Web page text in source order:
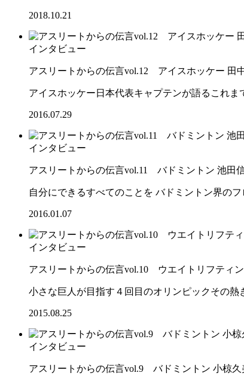
2018.10.21
インタビュー
アスリートからの伝言vol.12 アイスホッケー 田
アイスホッケー日本代表キャプテンが語るこれま
2016.07.29
インタビュー
アスリートからの伝言vol.11 バドミントン 池田
自分にできるすべてのことを バドミントン界の
2016.01.07
インタビュー
アスリートからの伝言vol.10 ウエイトリフティ
小さな巨人が目指す４回目のオリンピックその熱
2015.08.25
インタビュー
アスリートからの伝言vol.9 バドミントン 小椋久